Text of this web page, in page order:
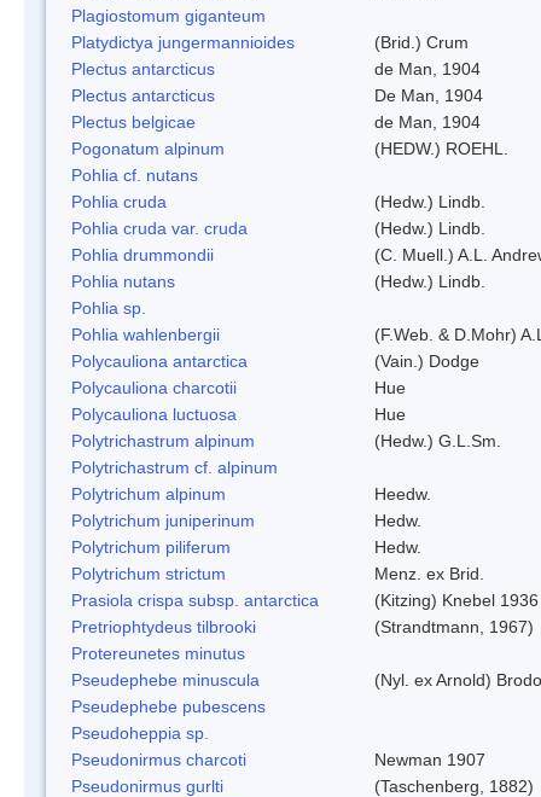
Plagiostomum giganteum
Platydictya jungermannioides
(Brid.) Crum
Plectus antarcticus
de Man, 1904
Plectus antarcticus
De Man, 1904
Plectus belgicae
de Man, 1904
Pogonatum alpinum
(HEDW.) ROEHL.
Pohlia cf. nutans
Pohlia cruda
(Hedw.) Lindb.
Pohlia cruda var. cruda
(Hedw.) Lindb.
Pohlia drummondii
(C. Muell.) A.L.
Pohlia nutans
(Hedw.) Lindb.
Pohlia sp.
Pohlia wahlenbergii
(F.Web. & D.Mohr)
Polycauliona antarctica
(Vain.) Dodge
Polycauliona charcotii
Hue
Polycauliona luctuosa
Hue
Polytrichastrum alpinum
(Hedw.) G.L.Sm.
Polytrichastrum cf. alpinum
Polytrichum alpinum
Heedw.
Polytrichum juniperinum
Hedw.
Polytrichum piliferum
Hedw.
Polytrichum strictum
Menz. ex Brid.
Prasiola crispa subsp. antarctica
(Kitzing) Knebel 1936
Pretriophtydeus tilbrooki
(Strandtmann, 1967)
Protereunetes minutus
Pseudephebe minuscula
(Nyl. ex Arnold)
Pseudephebe pubescens
Pseudoheppia sp.
Pseudonirmus charcoti
Newman 1907
Pseudonirmus gurlti
(Taschenberg, 1882)